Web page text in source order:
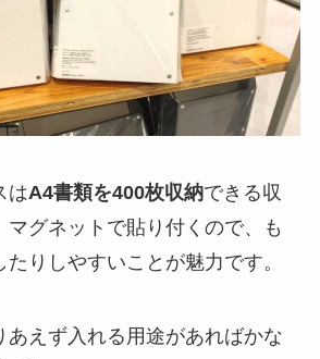
はA4書類を400枚収納できる収
マグネットで貼り付くので、も
りしやすいことが魅力です。
あえず入れる用途があればかな